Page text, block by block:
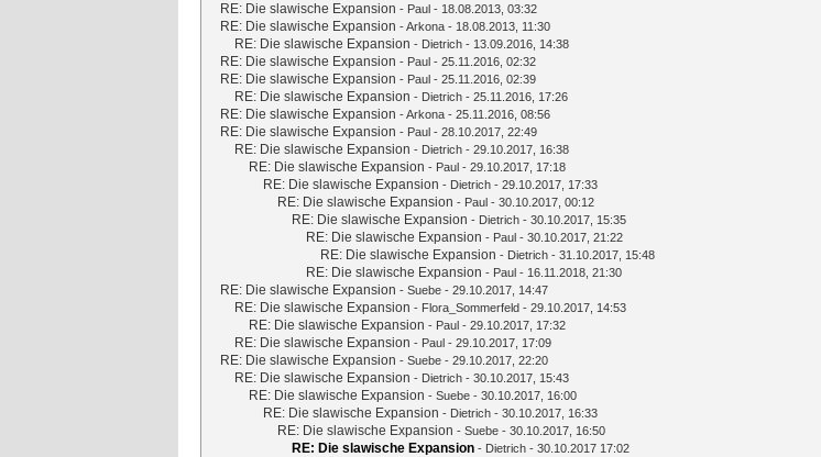
RE: Die slawische Expansion - Paul - 18.08.2013, 03:32
RE: Die slawische Expansion -Arkona - 18.08.2013, 11:30
RE: Die slawische Expansion - Dietrich - 13.09.2016, 14:38
RE: Die slawische Expansion - Paul - 25.11.2016, 02:32
RE: Die slawische Expansion - Paul - 25.11.2016, 02:39
RE: Die slawische Expansion - Dietrich - 25.11.2016, 17:26
RE: Die slawische Expansion -Arkona - 25.11.2016, 08:56
RE: Die slawische Expansion - Paul - 28.10.2017, 22:49
RE: Die slawische Expansion - Dietrich - 29.10.2017, 16:38
RE: Die slawische Expansion - Paul - 29.10.2017, 17:18
RE: Die slawische Expansion - Dietrich - 29.10.2017, 17:33
RE: Die slawische Expansion - Paul - 30.10.2017, 00:12
RE: Die slawische Expansion - Dietrich - 30.10.2017, 15:35
RE: Die slawische Expansion - Paul - 30.10.2017, 21:22
RE: Die slawische Expansion - Dietrich - 31.10.2017, 15:48
RE: Die slawische Expansion - Paul - 16.11.2018, 21:30
RE: Die slawische Expansion - Suebe - 29.10.2017, 14:47
RE: Die slawische Expansion - Flora_Sommerfeld - 29.10.2017, 14:53
RE: Die slawische Expansion - Paul - 29.10.2017, 17:32
RE: Die slawische Expansion - Paul - 29.10.2017, 17:09
RE: Die slawische Expansion - Suebe - 29.10.2017, 22:20
RE: Die slawische Expansion - Dietrich - 30.10.2017, 15:43
RE: Die slawische Expansion - Suebe - 30.10.2017, 16:00
RE: Die slawische Expansion - Dietrich - 30.10.2017, 16:33
RE: Die slawische Expansion - Suebe - 30.10.2017, 16:50
RE: Die slawische Expansion - Dietrich - 30.10.2017 17:02